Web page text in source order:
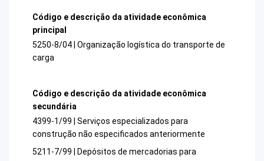
Código e descrição da atividade econômica
principal
5250-8/04 | Organização logística do transporte de
carga
Código e descrição da atividade econômica
secundária
4399-1/99 | Serviços especializados para
construção não especificados anteriormente
5211-7/99 | Depósitos de mercadorias para